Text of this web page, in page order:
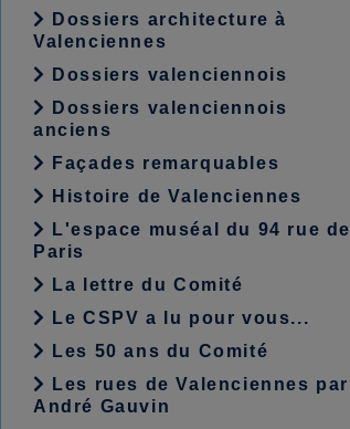
Dossiers architecture à
Valenciennes
Dossiers valenciennois
Dossiers valenciennois
anciens
Façades remarquables
Histoire de Valenciennes
L'espace muséal du 94 rue de
Paris
La lettre du Comité
Le CSPV a lu pour vous...
Les 50 ans du Comité
Les rues de Valenciennes par
André Gauvin